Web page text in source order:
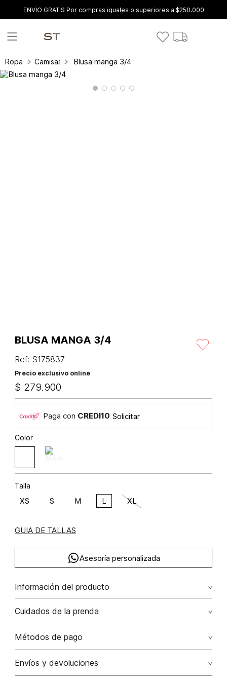
ENVÍO GRATIS Por compras iguales o superiores a $250.000
Ropa Camisas y blusasBlusa manga 3/4
BLUSA MANGA 3/4
Ref: S175837
Precio exclusivo online
$ 279.900
Paga con CREDI10 Solicitar
Color
Talla
XS S M L XL
GUIA DE TALLAS
Asesoría personalizada
Información del producto
C40-corean geometric viscosa 58% rayón 42% 58.00%
viscosa/viscose42.00% rayón/rayon
Cuidados de la prenda
Lavar a mano por separado / no dejar en remojo / no
No usar lejia
Métodos de pago
Tarjetas de crédito: Visa, Dinners, Master Card y American
Envíos y devoluciones